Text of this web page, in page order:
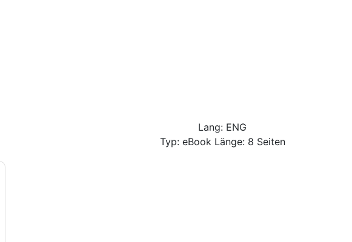
Lang: ENG
Typ: eBook Länge: 8 Seiten